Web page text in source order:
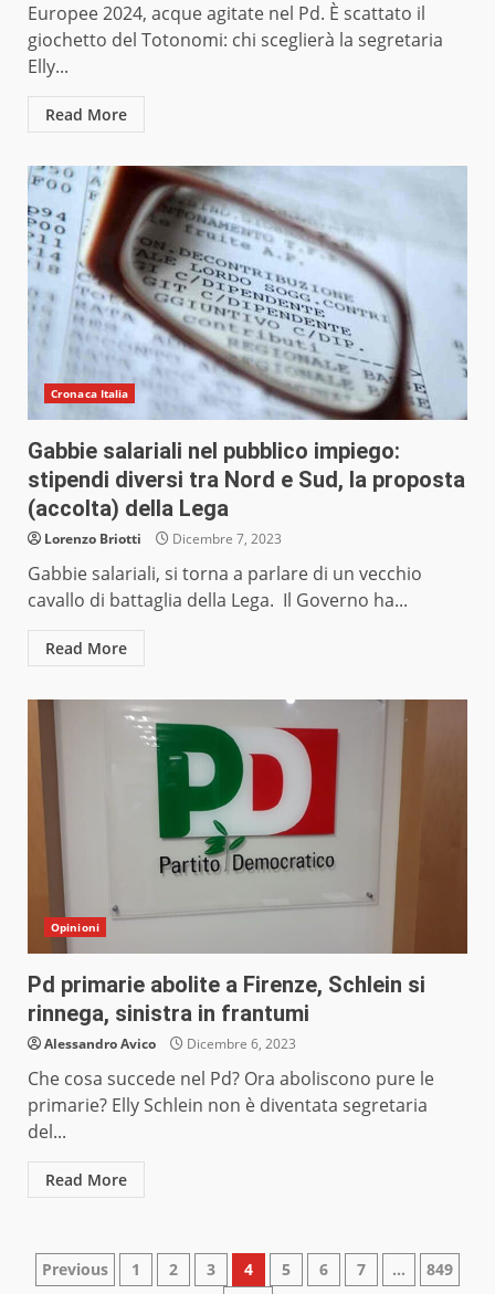
Europee 2024, acque agitate nel Pd. È scattato il
giochetto del Totonomi: chi sceglierà la segretaria
Elly...
Read More
Cronaca Italia
Gabbie salariali nel pubblico impiego:
stipendi diversi tra Nord e Sud, la proposta
(accolta) della Lega
Lorenzo Briotti Dicembre 7, 2023
Gabbie salariali, si torna a parlare di un vecchio
cavallo di battaglia della Lega. Il Governo ha...
Read More
Opinioni
Pd primarie abolite a Firenze, Schlein si
rinnega, sinistra in frantumi
Alessandro Avico Dicembre 6, 2023
Che cosa succede nel Pd? Ora aboliscono pure le
primarie? Elly Schlein non è diventata segretaria
del...
Read More
Paginazione
Previous 1 2 3 4 5 6 7 …
849